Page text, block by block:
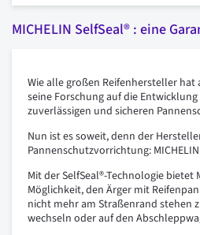
MICHELIN SelfSeal® : eine
Wie alle großen Reifenhersteller hat
seine Forschung auf die
zuverlässigen und sicheren
Nun ist es soweit, denn der
Pannenschutzvorrichtung:
Mit der SelfSeal®-Technologie
Möglichkeit, den Ärger mit
nicht mehr am Straßenrand stehen
wechseln oder auf den